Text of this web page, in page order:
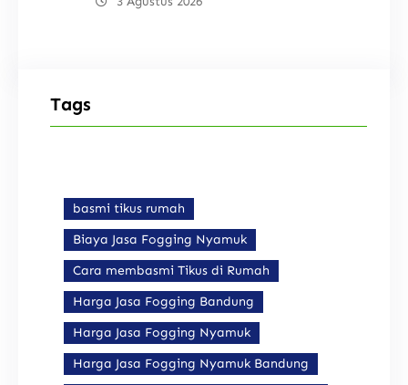
Tags
basmi tikus rumah
Biaya Jasa Fogging Nyamuk
Cara membasmi Tikus di Rumah
Harga Jasa Fogging Bandung
Harga Jasa Fogging Nyamuk
Harga Jasa Fogging Nyamuk Bandung